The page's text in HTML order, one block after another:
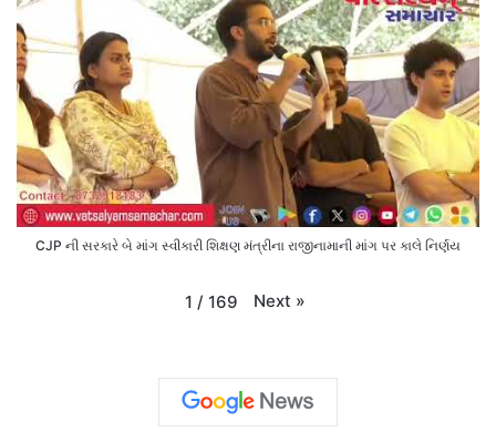
CJP ની સરકારે બે માંગ સ્વીકારી શિક્ષણ મંત્રીના રાજીનામાની માંગ પર કાલે નિર્ણય
1 / 169 Next »